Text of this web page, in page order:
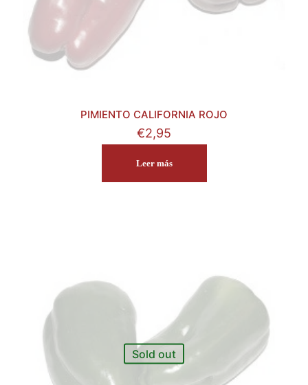
PIMIENTO CALIFORNIA ROJO
€2,95
Leer más
Sold out